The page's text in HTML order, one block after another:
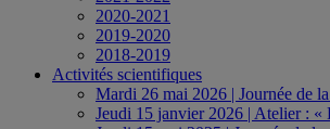
2020-2021
2019-2020
2018-2019
Activités scientifiques
Mardi 26 mai 2026 | Journée de
Jeudi 15 janvier 2026 | Atelier : «